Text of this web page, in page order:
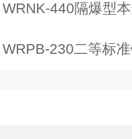
WRNK-440隔爆型
WRPB-230二等标